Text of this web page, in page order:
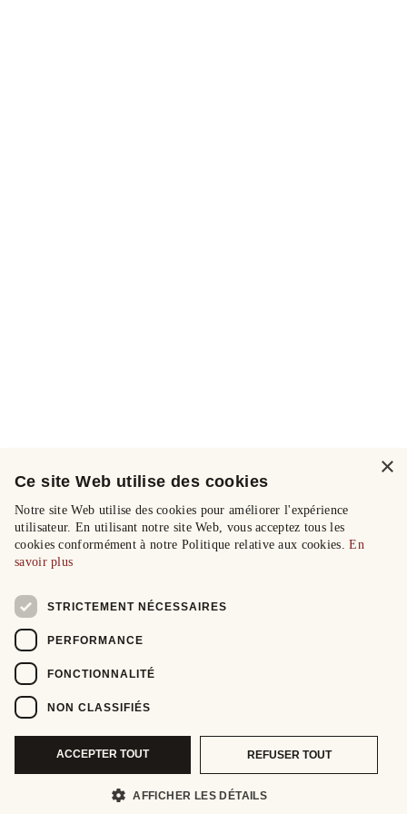
×
Ce site Web utilise des cookies
Notre site Web utilise des cookies pour améliorer l'expérience
utilisateur. En utilisant notre site Web, vous acceptez tous les
cookies conformément à notre Politique relative aux cookies.En
savoir plus
STRICTEMENT NÉCESSAIRES
PERFORMANCE
FONCTIONNALITÉ
NON CLASSIFIÉS
ACCEPTER TOUT REFUSER TOUT
AFFICHER LES DÉTAILS